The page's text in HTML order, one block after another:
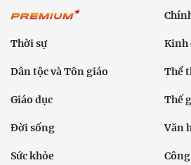
Thời sự Kinh
Dân tộc và Tôn giáo Thể
Giáo dục Thế
Đời sống Văn
Sức khỏe